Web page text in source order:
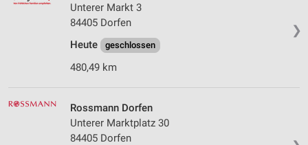
❯
Unterer Markt 3
84405 Dorfen
Heute
geschlossen
480,49 km
Rossmann Dorfen
Unterer Marktplatz 30
84405 Dorfen